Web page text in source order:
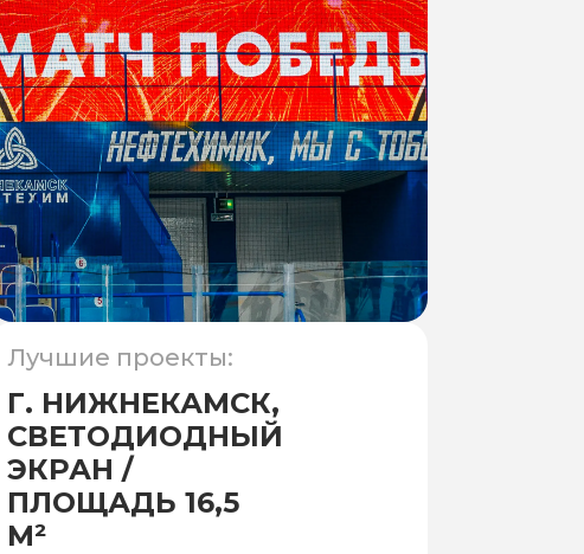
Лучшие проекты:
Г. НИЖНЕКАМСК,
СВЕТОДИОДНЫЙ
ЭКРАН /
ПЛОЩАДЬ 16,5
М²